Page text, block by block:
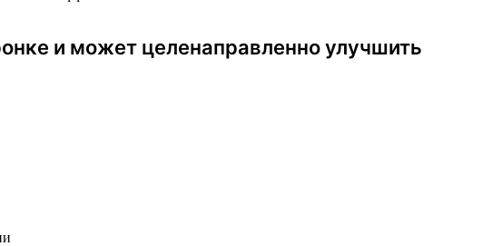
и может целенаправленно улучшить